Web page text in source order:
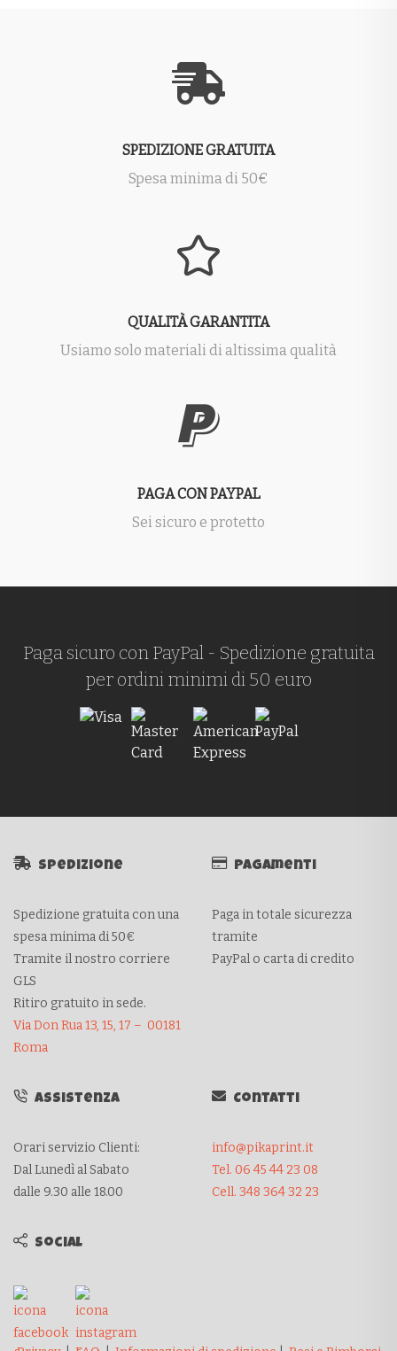
SPEDIZIONE GRATUITA
Spesa minima di 50€
QUALITÀ GARANTITA
Usiamo solo materiali di altissima qualità
PAGA CON PAYPAL
Sei sicuro e protetto
Paga sicuro con PayPal - Spedizione gratuita
per ordini minimi di 50 euro
Spedizione
Spedizione gratuita con una
spesa minima di 50€
Tramite il nostro corriere
GLS
Ritiro gratuito in sede.
Via Don Rua 13, 15, 17 – 00181
Roma
Pagamenti
Paga in totale sicurezza
tramite
PayPal o carta di credito
Assistenza
Orari servizio Clienti:
Dal Lunedì al Sabato
dalle 9.30 alle 18.00
Contatti
info@pikaprint.it
Tel. 06 45 44 23 08
Cell. 348 364 32 23
Social